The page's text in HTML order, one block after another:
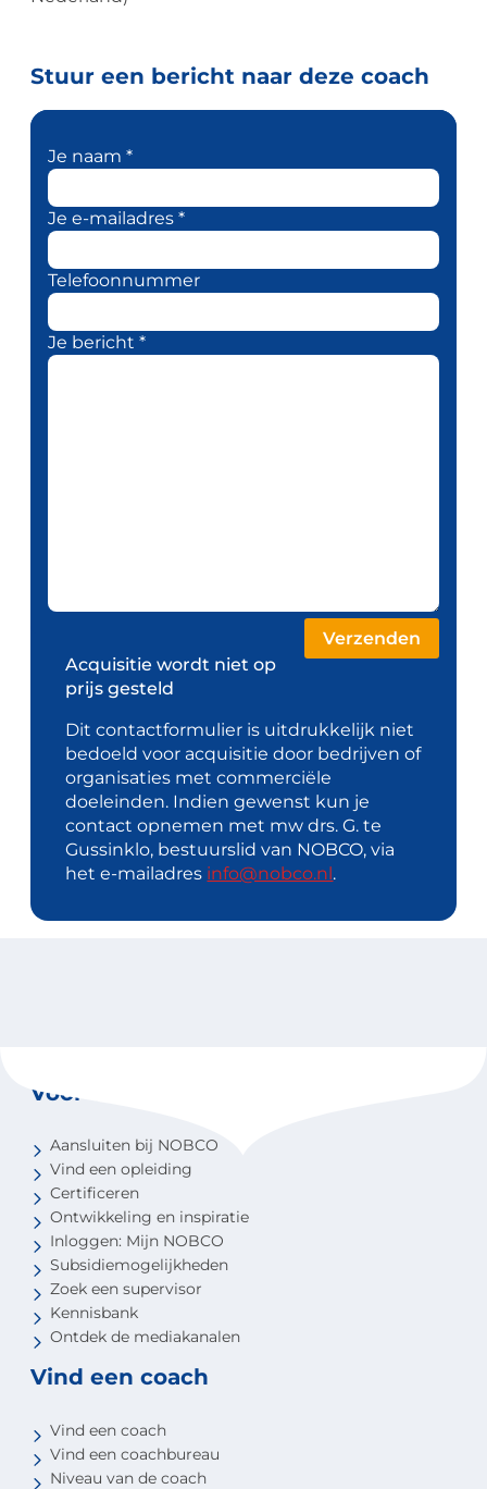
Stuur een bericht naar deze coach
Je naam *
Je e-mailadres *
Telefoonnummer
Je bericht *
Acquisitie wordt niet op
prijs gesteld
Dit contactformulier is uitdrukkelijk niet
bedoeld voor acquisitie door bedrijven of
organisaties met commerciële
doeleinden. Indien gewenst kun je
contact opnemen met mw drs. G. te
Gussinklo, bestuurslid van NOBCO, via
het e-mailadres info@nobco.nl.
Voor coaches
Aansluiten bij NOBCO
Vind een opleiding
Certificeren
Ontwikkeling en inspiratie
Inloggen: Mijn NOBCO
Subsidiemogelijkheden
Zoek een supervisor
Kennisbank
Ontdek de mediakanalen
Vind een coach
Vind een coach
Vind een coachbureau
Niveau van de coach